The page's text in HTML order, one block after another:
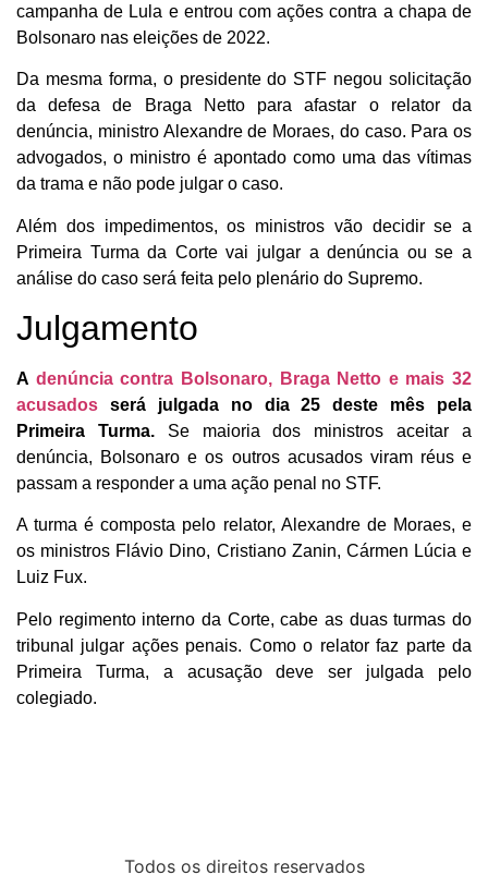
campanha de Lula e entrou com ações contra a chapa de
Bolsonaro nas eleições de 2022.
Da mesma forma, o presidente do STF negou solicitação
da defesa de Braga Netto para afastar o relator da
denúncia, ministro Alexandre de Moraes, do caso. Para os
advogados, o ministro é apontado como uma das vítimas
da trama e não pode julgar o caso.
Além dos impedimentos, os ministros vão decidir se a
Primeira Turma da Corte vai julgar a denúncia ou se a
análise do caso será feita pelo plenário do Supremo.
Julgamento
A denúncia contra Bolsonaro, Braga Netto e mais 32
acusados será julgada no dia 25 deste mês pela
Primeira Turma. Se maioria dos ministros aceitar a
denúncia, Bolsonaro e os outros acusados viram réus e
passam a responder a uma ação penal no STF.
A turma é composta pelo relator, Alexandre de Moraes, e
os ministros Flávio Dino, Cristiano Zanin, Cármen Lúcia e
Luiz Fux.
Pelo regimento interno da Corte, cabe as duas turmas do
tribunal julgar ações penais. Como o relator faz parte da
Primeira Turma, a acusação deve ser julgada pelo
colegiado.
Todos os direitos reservados